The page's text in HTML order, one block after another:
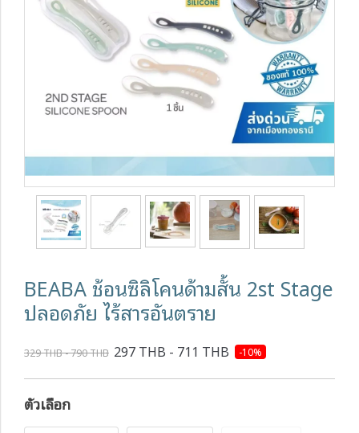
BEABA ช้อนซิลิโคนด้ามสั้น 2st Stage
ปลอดภัย ไร้สารอันตราย
329 THB - 790 THB 297 THB - 711 THB -10%
ตัวเลือก